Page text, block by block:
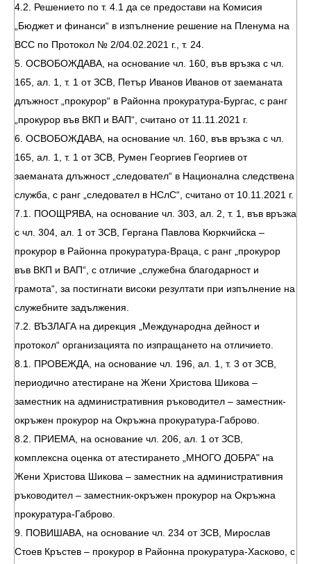
4.2. Решението по т. 4.1 да се предостави на Комисия
„Бюджет и финанси“ в изпълнение решение на Пленума на
ВСС по Протокол № 2/04.02.2021 г., т. 24.
5. ОСВОБОЖДАВА, на основание чл. 160, във връзка с чл.
165, ал. 1, т. 1 от ЗСВ, Петър Иванов Иванов от заеманата
длъжност „прокурор“ в Районна прокуратура-Бургас, с ранг
„прокурор във ВКП и ВАП“, считано от 11.11.2021 г.
6. ОСВОБОЖДАВА, на основание чл. 160, във връзка с чл.
165, ал. 1, т. 1 от ЗСВ, Румен Георгиев Георгиев от
заеманата длъжност „следовател“ в Национална следствена
служба, с ранг „следовател в НСлС“, считано от 10.11.2021 г.
7.1. ПООЩРЯВА, на основание чл. 303, ал. 2, т. 1, във връзка
с чл. 304, ал. 1 от ЗСВ, Гергана Павлова Кюркчийска –
прокурор в Районна прокуратура-Враца, с ранг „прокурор
във ВКП и ВАП“, с отличие „служебна благодарност и
грамота“, за постигнати високи резултати при изпълнение на
служебните задължения.
7.2. ВЪЗЛАГА на дирекция „Международна дейност и
протокол“ организацията по изпращането на отличието.
8.1. ПРОВЕЖДА, на основание чл. 196, ал. 1, т. 3 от ЗСВ,
периодично атестиране на Жени Христова Шикова –
заместник на административния ръководител – заместник-
окръжен прокурор на Окръжна прокуратура-Габрово.
8.2. ПРИЕМА, на основание чл. 206, ал. 1 от ЗСВ,
комплексна оценка от атестирането „МНОГО ДОБРА" на
Жени Христова Шикова – заместник на административния
ръководител – заместник-окръжен прокурор на Окръжна
прокуратура-Габрово.
9. ПОВИШАВА, на основание чл. 234 от ЗСВ, Мирослав
Стоев Кръстев – прокурор в Районна прокуратура-Хасково, с